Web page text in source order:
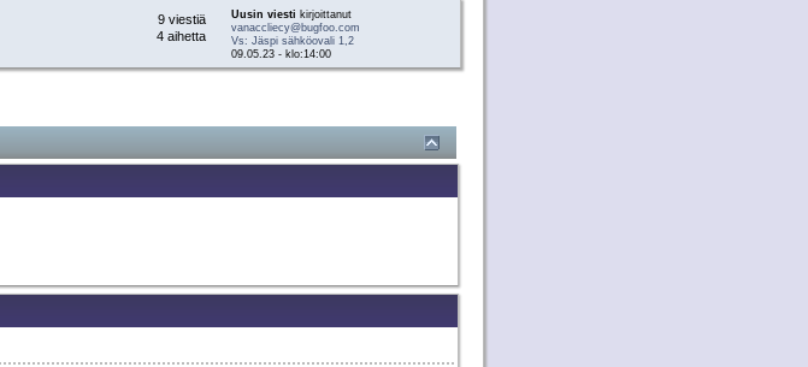
Uusin viesti kirjoittanut
vanaccliecy@bugfoo.com
Vs: Jäspi sähköovali 1,2
09.05.23 - klo:14:00
9 viestiä
4 aihetta